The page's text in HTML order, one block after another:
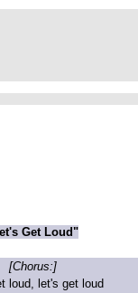
Get Loud"
[Chorus:]
loud, let's get loud